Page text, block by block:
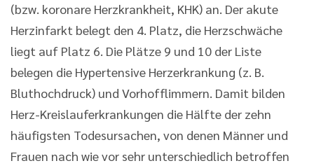
(bzw. koronare Herzkrankheit, KHK) an. Der akute
Herzinfarkt belegt den 4. Platz, die Herzschwäche
liegt auf Platz 6. Die Plätze 9 und 10 der Liste
belegen die Hypertensive Herzerkrankung (z. B.
Bluthochdruck) und Vorhofflimmern. Damit bilden
Herz-Kreislauferkrankungen die Hälfte der zehn
häufigsten Todesursachen, von denen Männer und
Frauen nach wie vor sehr unterschiedlich betroffen